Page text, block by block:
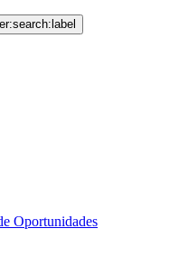
Oportunidades